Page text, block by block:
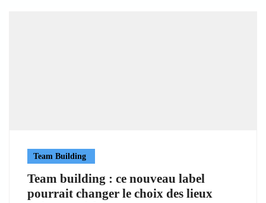
Team Building
Team building : ce nouveau label
pourrait changer le choix des lieux